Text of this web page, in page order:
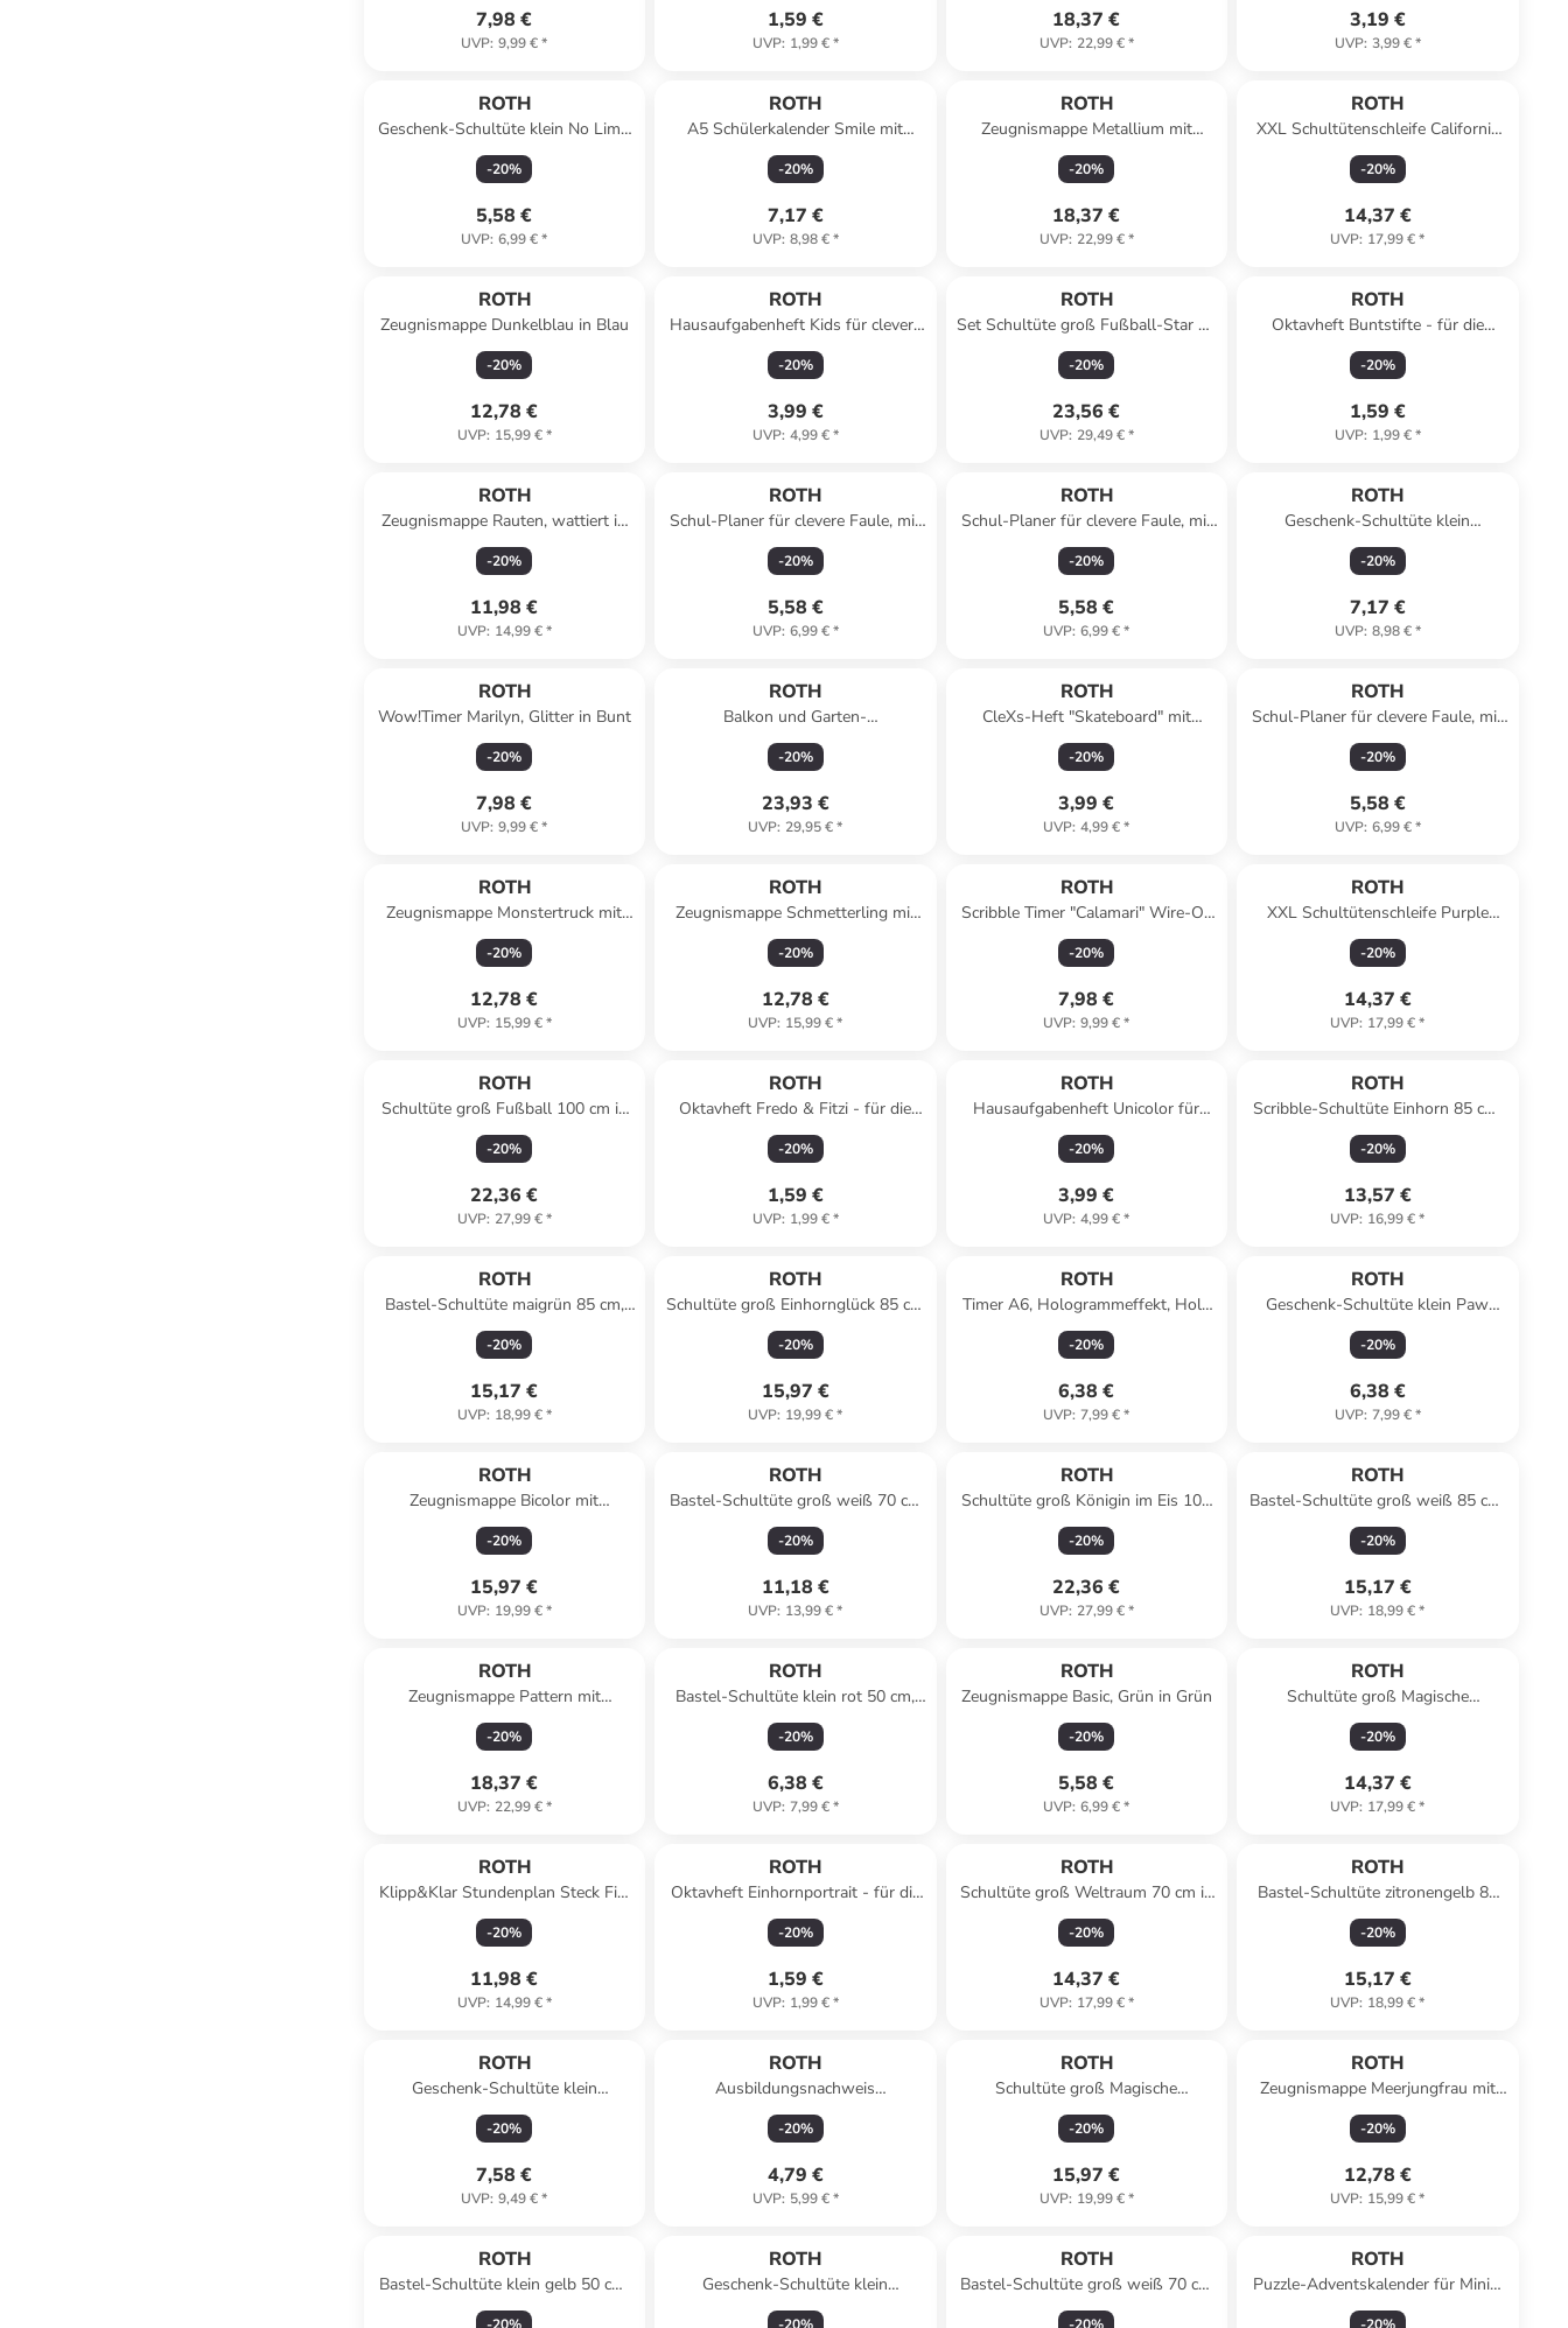
7,98 €
UVP: 9,99 €*
1,59 €
UVP: 1,99 €*
18,37 €
UVP: 22,99 €*
3,19 €
UVP: 3,99 €*
ROTH
Geschenk-Schultüte klein No Limit
Autorennen 50 cm in Bunt
-20%
5,58 €
UVP: 6,99 €*
ROTH
A5 Schülerkalender Smile mit
clevere Faule System in Bunt
-20%
7,17 €
UVP: 8,98 €*
ROTH
Zeugnismappe Metallium mit
Buchschrauben - Gold in Gelb
-20%
18,37 €
UVP: 22,99 €*
ROTH
XXL Schultütenschleife California
Blue, fertig gebunden in Blau
-20%
14,37 €
UVP: 17,99 €*
ROTH
Zeugnismappe Dunkelblau in Blau
-20%
12,78 €
UVP: 15,99 €*
ROTH
Hausaufgabenheft Kids für clevere
Faule, Bagger in Bunt
-20%
3,99 €
UVP: 4,99 €*
ROTH
Set Schultüte groß Fußball-Star 70
cm mit Schleife in Bunt
-20%
23,56 €
UVP: 29,49 €*
ROTH
Oktavheft Buntstifte - für die
Grundschule, liniert in Bunt
-20%
1,59 €
UVP: 1,99 €*
ROTH
Zeugnismappe Rauten, wattiert in
Bunt
-20%
11,98 €
UVP: 14,99 €*
ROTH
Schul-Planer für clevere Faule, mit
Lineal, A5, Dots in Bunt
-20%
5,58 €
UVP: 6,99 €*
ROTH
Schul-Planer für clevere Faule, mit
Lineal, A5, Flow in Bunt
-20%
5,58 €
UVP: 6,99 €*
ROTH
Geschenk-Schultüte klein
Lokomotive 50 cm in Bunt
-20%
7,17 €
UVP: 8,98 €*
ROTH
Wow!Timer Marilyn, Glitter in Bunt
-20%
7,98 €
UVP: 9,99 €*
ROTH
Balkon und Garten-
Adventskalender in Grün
-20%
23,93 €
UVP: 29,95 €*
ROTH
CleXs-Heft "Skateboard" mit
Prägung, genähter Rücken in Bunt
-20%
3,99 €
UVP: 4,99 €*
ROTH
Schul-Planer für clevere Faule, mit
Lineal, A5, Waves in Bunt
-20%
5,58 €
UVP: 6,99 €*
ROTH
Zeugnismappe Monstertruck mit
Folieneffekt in Bunt
-20%
12,78 €
UVP: 15,99 €*
ROTH
Zeugnismappe Schmetterling mit
Glitzereffekt in Bunt
-20%
12,78 €
UVP: 15,99 €*
ROTH
Scribble Timer "Calamari" Wire-O-
Bindung mit Stickern in Weiß
-20%
7,98 €
UVP: 9,99 €*
ROTH
XXL Schultütenschleife Purple
Blooming, fertig gebunden in Lila
-20%
14,37 €
UVP: 17,99 €*
ROTH
Schultüte groß Fußball 100 cm in
Bunt
-20%
22,36 €
UVP: 27,99 €*
ROTH
Oktavheft Fredo & Fitzi - für die
Grundschule, liniert in Bunt
-20%
1,59 €
UVP: 1,99 €*
ROTH
Hausaufgabenheft Unicolor für
clevere Faule, Honey Berry in Lila
-20%
3,99 €
UVP: 4,99 €*
ROTH
Scribble-Schultüte Einhorn 85 cm,
zum Ausmalen in Bunt
-20%
13,57 €
UVP: 16,99 €*
ROTH
Bastel-Schultüte maigrün 85 cm,
Tüllverschluss in Grün
-20%
15,17 €
UVP: 18,99 €*
ROTH
Schultüte groß Einhornglück 85 cm
in Bunt
-20%
15,97 €
UVP: 19,99 €*
ROTH
Timer A6, Hologrammeffekt, Holo
Circles in Bunt
-20%
6,38 €
UVP: 7,99 €*
ROTH
Geschenk-Schultüte klein Paw
Patrol 50 cm in Bunt
-20%
6,38 €
UVP: 7,99 €*
ROTH
Zeugnismappe Bicolor mit
Buchschrauben - Dark Grey-Grey in
Grau
-20%
15,97 €
UVP: 19,99 €*
ROTH
Bastel-Schultüte groß weiß 70 cm
Filzverschluss pink in Weiß
-20%
11,18 €
UVP: 13,99 €*
ROTH
Schultüte groß Königin im Eis 100
cm in Blau
-20%
22,36 €
UVP: 27,99 €*
ROTH
Bastel-Schultüte groß weiß 85 cm,
Tüllverschluss in Weiß
-20%
15,17 €
UVP: 18,99 €*
ROTH
Zeugnismappe Pattern mit
Buchschrauben - Dusty Rose in
Rosa
-20%
18,37 €
UVP: 22,99 €*
ROTH
Bastel-Schultüte klein rot 50 cm,
Tüllverschluss in Rot
-20%
6,38 €
UVP: 7,99 €*
ROTH
Zeugnismappe Basic, Grün in Grün
-20%
5,58 €
UVP: 6,99 €*
ROTH
Schultüte groß Magische
Meerjungfrau 70 cm in Blau
-20%
14,37 €
UVP: 17,99 €*
ROTH
Klipp&Klar Stundenplan Steck Fix,
Einhornportrait, A3 in Bunt
-20%
11,98 €
UVP: 14,99 €*
ROTH
Oktavheft Einhornportrait - für die
Grundschule, liniert in Rosa
-20%
1,59 €
UVP: 1,99 €*
ROTH
Schultüte groß Weltraum 70 cm in
Bunt
-20%
14,37 €
UVP: 17,99 €*
ROTH
Bastel-Schultüte zitronengelb 85
cm, Tüllverschluss in Gelb
-20%
15,17 €
UVP: 18,99 €*
ROTH
Geschenk-Schultüte klein
Schmetterling 50 cm, eckig in Bunt
-20%
7,58 €
UVP: 9,49 €*
ROTH
Ausbildungsnachweis
kaufmännisch A4, geklammert in
Blau
-20%
4,79 €
UVP: 5,99 €*
ROTH
Schultüte groß Magische
Meerjungfrau 85 cm in Blau
-20%
15,97 €
UVP: 19,99 €*
ROTH
Zeugnismappe Meerjungfrau mit
Glitzereffekt in Bunt
-20%
12,78 €
UVP: 15,99 €*
ROTH
Bastel-Schultüte klein gelb 50 cm,
Tüllverschluss in Gelb
ROTH
Geschenk-Schultüte klein
Fußballstar 50 cm, eckig in Bunt
ROTH
Bastel-Schultüte groß weiß 70 cm
Filzverschluss gelb in Weiß
ROTH
Puzzle-Adventskalender für Minis,
54 Teile in Bunt